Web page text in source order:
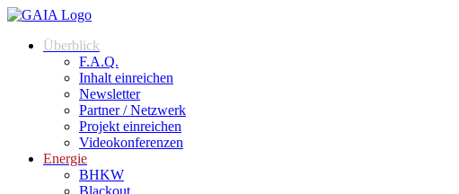
Überblick
F.A.Q.
Inhalt einreichen
Newsletter
Partner / Netzwerk
Projekt einreichen
Videokonferenzen
Energie
BHKW
Blackout